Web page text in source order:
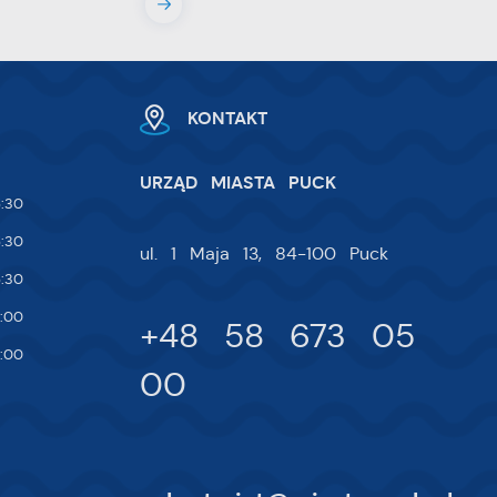
KONTAKT
URZĄD MIASTA PUCK
ul. 1 Maja 13, 84-100 Puck
+48 58 673 05
00